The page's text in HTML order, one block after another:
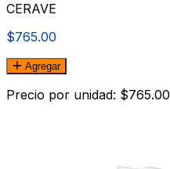
CERAVE
$765.00
Agregar
Precio por unidad: $765.00